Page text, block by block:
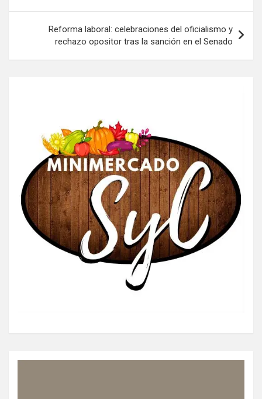
entradas
Reforma laboral: celebraciones del oficialismo y
rechazo opositor tras la sanción en el Senado